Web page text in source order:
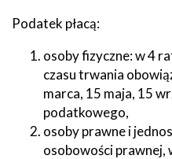
Podatek płacą:
osoby fizyczne: w 4
czasu trwania
marca, 15 maja, 15
podatkowego,
osoby prawne i
osobowości prawnej,